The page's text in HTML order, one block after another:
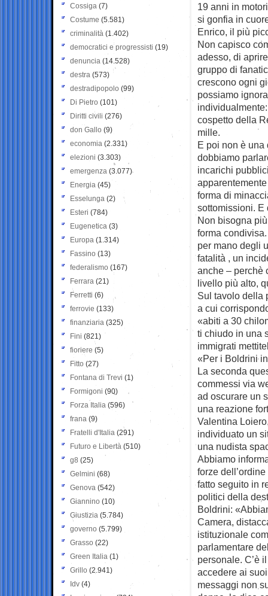
19 anni in
si gonfia in
Enrico, il più
Non capisco
adesso, di
gruppo di
crescono ogni
possiamo
cospetto della
mille.
E poi non è una
dobbiamo
incarichi
forma di
sottomissioni. E
Non bisogna
forma
per mano degli
fatalità , un
anche – perchè
livello più alto,
Sul tavolo della
a cui
«abiti a 30
ti chiudo in una
immigrati
«Per i Boldrini
La seconda
commessi via
ad oscurare un
una reazione
Valentina
individuato un
una nudista
Abbiamo
forze
fatto seguito in
politici della
Boldrini:
Camera,
istituzionale
parlamentare
personale. C’è
accedere ai
messaggi non
Cossiga (7)
Costume (5.581)
criminalità (1.402)
democratici e progressisti (19)
denuncia (14.528)
destra (573)
destradipopolo (99)
Di Pietro (101)
Diritti civili (276)
don Gallo (9)
economia (2.331)
elezioni (3.303)
emergenza (3.077)
Energia (45)
Esselunga (2)
Esteri (784)
Eugenetica (3)
Europa (1.314)
Fassino (13)
federalismo (167)
Ferrara (21)
Ferretti (6)
ferrovie (133)
finanziaria (325)
Fini (821)
fioriere (5)
Fitto (27)
Fontana di Trevi (1)
Formigoni (90)
Forza Italia (596)
frana (9)
Fratelli d'Italia (291)
Futuro e Libertà (510)
g8 (25)
Gelmini (68)
Genova (542)
Giannino (10)
Giustizia (5.784)
governo (5.799)
Grasso (22)
Green Italia (1)
Grillo (2.941)
Idv (4)